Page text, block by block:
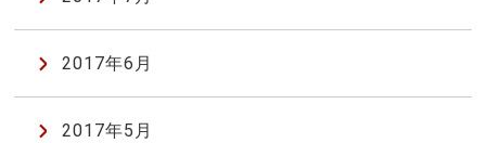
2017年6月
2017年5月